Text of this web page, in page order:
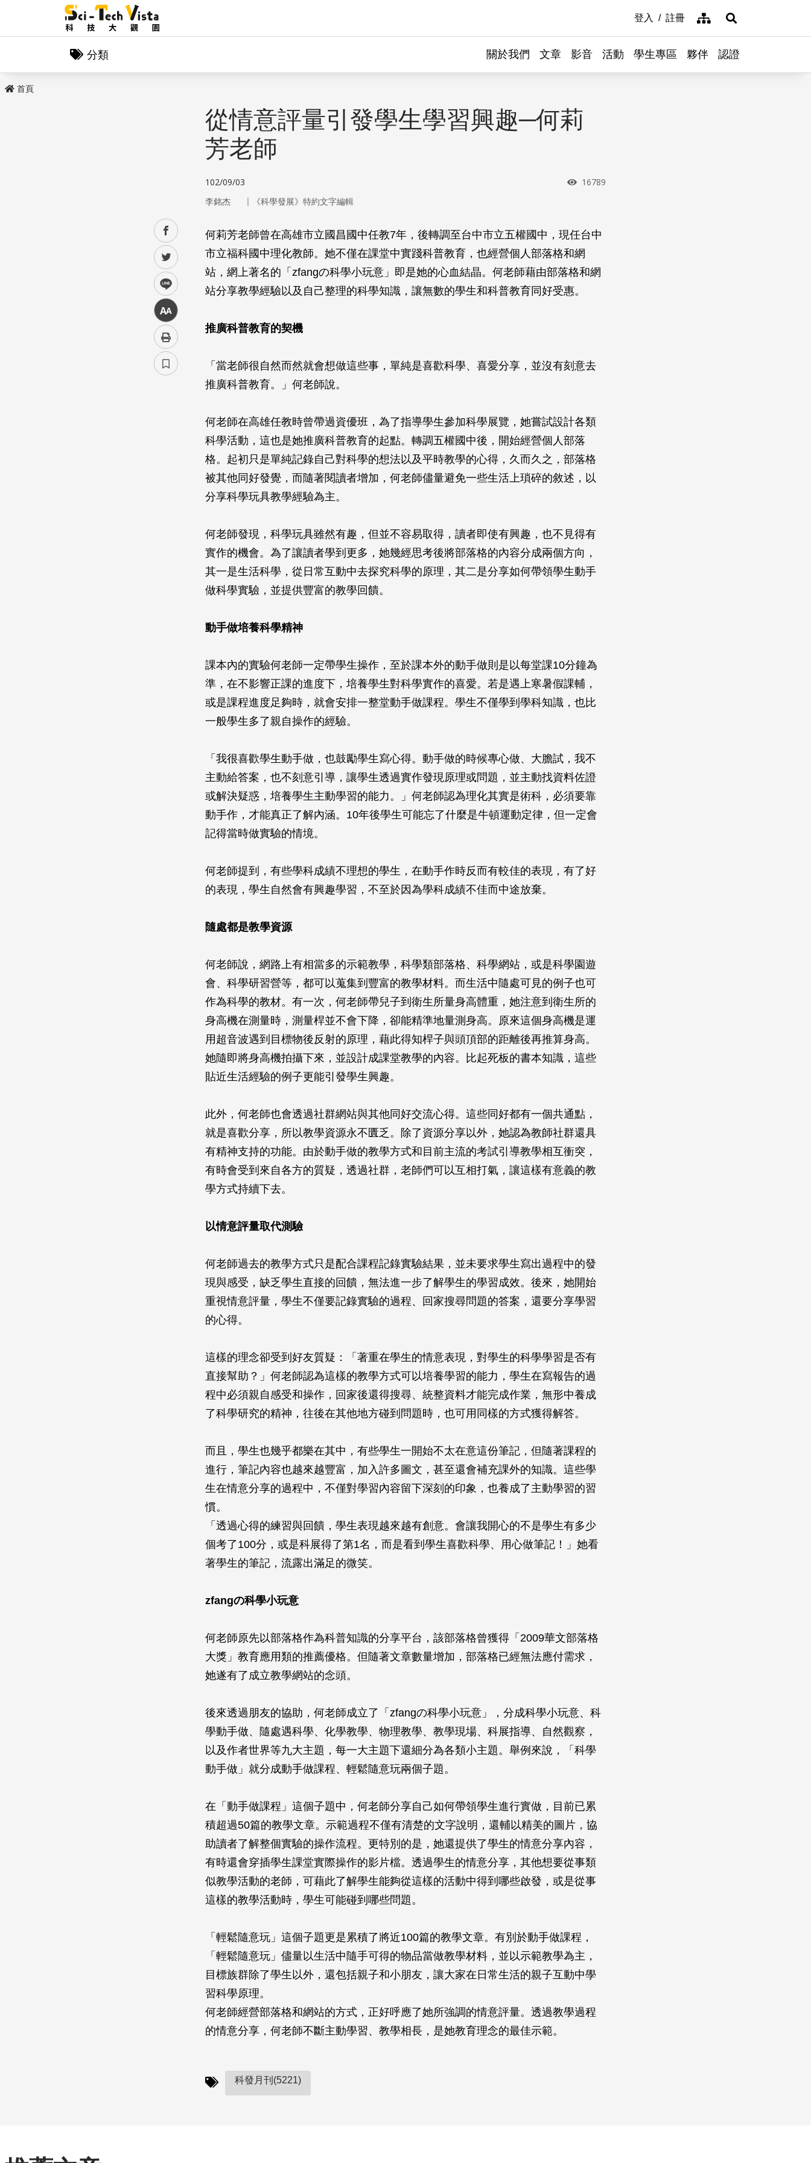
登入 註冊 網站導覽展開搜尋
分類 關於我們 文章 影音 活動 學生專區 夥伴 認證
首頁
facebook
twitter
line
中
從情意評量引發學生學習興趣─何莉
芳老師
102/09/03 瀏覽次數
16789
李銘杰 ｜ 《科學發展》特約文字編輯
何莉芳老師曾在高雄市立國昌國中任教7年，後轉調至台中市立五權國中，現任台中
市立福科國中理化教師。她不僅在課堂中實踐科普教育，也經營個人部落格和網
站，網上著名的「zfangの科學小玩意」即是她的心血結晶。何老師藉由部落格和網
站分享教學經驗以及自己整理的科學知識，讓無數的學生和科普教育同好受惠。
推廣科普教育的契機
「當老師很自然而然就會想做這些事，單純是喜歡科學、喜愛分享，並沒有刻意去
推廣科普教育。」何老師說。
何老師在高雄任教時曾帶過資優班，為了指導學生參加科學展覽，她嘗試設計各類
科學活動，這也是她推廣科普教育的起點。轉調五權國中後，開始經營個人部落
格。起初只是單純記錄自己對科學的想法以及平時教學的心得，久而久之，部落格
被其他同好發覺，而隨著閱讀者增加，何老師儘量避免一些生活上瑣碎的敘述，以
分享科學玩具教學經驗為主。
何老師發現，科學玩具雖然有趣，但並不容易取得，讀者即使有興趣，也不見得有
實作的機會。為了讓讀者學到更多，她幾經思考後將部落格的內容分成兩個方向，
其一是生活科學，從日常互動中去探究科學的原理，其二是分享如何帶領學生動手
做科學實驗，並提供豐富的教學回饋。
動手做培養科學精神
課本內的實驗何老師一定帶學生操作，至於課本外的動手做則是以每堂課10分鐘為
準，在不影響正課的進度下，培養學生對科學實作的喜愛。若是遇上寒暑假課輔，
或是課程進度足夠時，就會安排一整堂動手做課程。學生不僅學到學科知識，也比
一般學生多了親自操作的經驗。
「我很喜歡學生動手做，也鼓勵學生寫心得。動手做的時候專心做、大膽試，我不
主動給答案，也不刻意引導，讓學生透過實作發現原理或問題，並主動找資料佐證
或解決疑惑，培養學生主動學習的能力。」何老師認為理化其實是術科，必須要靠
動手作，才能真正了解內涵。10年後學生可能忘了什麼是牛頓運動定律，但一定會
記得當時做實驗的情境。
何老師提到，有些學科成績不理想的學生，在動手作時反而有較佳的表現，有了好
的表現，學生自然會有興趣學習，不至於因為學科成績不佳而中途放棄。
隨處都是教學資源
何老師說，網路上有相當多的示範教學，科學類部落格、科學網站，或是科學園遊
會、科學研習營等，都可以蒐集到豐富的教學材料。而生活中隨處可見的例子也可
作為科學的教材。有一次，何老師帶兒子到衛生所量身高體重，她注意到衛生所的
身高機在測量時，測量桿並不會下降，卻能精準地量測身高。原來這個身高機是運
用超音波遇到目標物後反射的原理，藉此得知桿子與頭頂部的距離後再推算身高。
她隨即將身高機拍攝下來，並設計成課堂教學的內容。比起死板的書本知識，這些
貼近生活經驗的例子更能引發學生興趣。
此外，何老師也會透過社群網站與其他同好交流心得。這些同好都有一個共通點，
就是喜歡分享，所以教學資源永不匱乏。除了資源分享以外，她認為教師社群還具
有精神支持的功能。由於動手做的教學方式和目前主流的考試引導教學相互衝突，
有時會受到來自各方的質疑，透過社群，老師們可以互相打氣，讓這樣有意義的教
學方式持續下去。
以情意評量取代測驗
何老師過去的教學方式只是配合課程記錄實驗結果，並未要求學生寫出過程中的發
現與感受，缺乏學生直接的回饋，無法進一步了解學生的學習成效。後來，她開始
重視情意評量，學生不僅要記錄實驗的過程、回家搜尋問題的答案，還要分享學習
的心得。
這樣的理念卻受到好友質疑：「著重在學生的情意表現，對學生的科學學習是否有
直接幫助？」何老師認為這樣的教學方式可以培養學習的能力，學生在寫報告的過
程中必須親自感受和操作，回家後還得搜尋、統整資料才能完成作業，無形中養成
了科學研究的精神，往後在其他地方碰到問題時，也可用同樣的方式獲得解答。
而且，學生也幾乎都樂在其中，有些學生一開始不太在意這份筆記，但隨著課程的
進行，筆記內容也越來越豐富，加入許多圖文，甚至還會補充課外的知識。這些學
生在情意分享的過程中，不僅對學習內容留下深刻的印象，也養成了主動學習的習
慣。
「透過心得的練習與回饋，學生表現越來越有創意。會讓我開心的不是學生有多少
個考了100分，或是科展得了第1名，而是看到學生喜歡科學、用心做筆記！」她看
著學生的筆記，流露出滿足的微笑。
zfangの科學小玩意
何老師原先以部落格作為科普知識的分享平台，該部落格曾獲得「2009華文部落格
大獎」教育應用類的推薦優格。但隨著文章數量增加，部落格已經無法應付需求，
她遂有了成立教學網站的念頭。
後來透過朋友的協助，何老師成立了「zfangの科學小玩意」，分成科學小玩意、科
學動手做、隨處遇科學、化學教學、物理教學、教學現場、科展指導、自然觀察，
以及作者世界等九大主題，每一大主題下還細分為各類小主題。舉例來說，「科學
動手做」就分成動手做課程、輕鬆隨意玩兩個子題。
在「動手做課程」這個子題中，何老師分享自己如何帶領學生進行實做，目前已累
積超過50篇的教學文章。示範過程不僅有清楚的文字說明，還輔以精美的圖片，協
助讀者了解整個實驗的操作流程。更特別的是，她還提供了學生的情意分享內容，
有時還會穿插學生課堂實際操作的影片檔。透過學生的情意分享，其他想要從事類
似教學活動的老師，可藉此了解學生能夠從這樣的活動中得到哪些啟發，或是從事
這樣的教學活動時，學生可能碰到哪些問題。
「輕鬆隨意玩」這個子題更是累積了將近100篇的教學文章。有別於動手做課程，
「輕鬆隨意玩」儘量以生活中隨手可得的物品當做教學材料，並以示範教學為主，
目標族群除了學生以外，還包括親子和小朋友，讓大家在日常生活的親子互動中學
習科學原理。
何老師經營部落格和網站的方式，正好呼應了她所強調的情意評量。透過教學過程
的情意分享，何老師不斷主動學習、教學相長，是她教育理念的最佳示範。
科發月刊(5221)